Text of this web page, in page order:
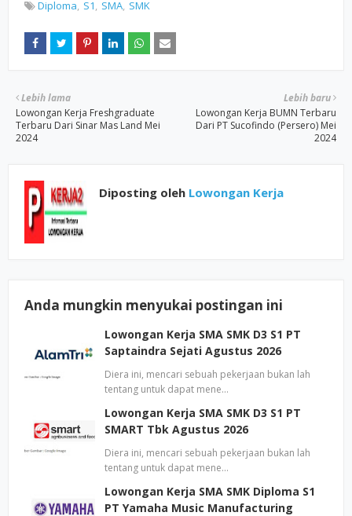
Diploma S1 SMA SMK
Lebih baru
Lowongan Kerja BUMN Terbaru
Dari PT Sucofindo (Persero) Mei
2024
Lebih lama
Lowongan Kerja Freshgraduate
Terbaru Dari Sinar Mas Land Mei
2024
Diposting oleh Lowongan Kerja
Anda mungkin menyukai postingan ini
Lowongan Kerja SMA SMK D3 S1 PT
Saptaindra Sejati Agustus 2026
Diera ini, mencari sebuah pekerjaan bukan lah
tentang untuk dapat mene…
Lowongan Kerja SMA SMK D3 S1 PT
SMART Tbk Agustus 2026
Diera ini, mencari sebuah pekerjaan bukan lah
tentang untuk dapat mene…
Lowongan Kerja SMA SMK Diploma S1
PT Yamaha Music Manufacturing